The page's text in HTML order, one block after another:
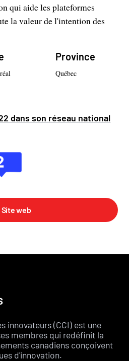
Site web
qui aide les plateformes
la valeur de l'intention des
Province
Québec
dans son réseau national
innovateurs (CCI) est une
membres qui redéfinit la
canadiens conçoivent
d'innovation.